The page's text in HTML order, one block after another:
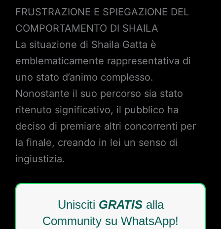
FRUSTRAZIONE E SPIEGAZIONE DEL
COMPORTAMENTO DI SHAILA
La situazione di Shaila Gatta è
emblematicamente rappresentativa di
uno stato d’animo complesso.
Nonostante il suo percorso sia stato
ritenuto significativo, il pubblico ha
deciso di premiare altri concorrenti per
la finale, creando in lei un senso di
ingiustizia.
Unisciti GRATISalla
Community su WhatsApp!